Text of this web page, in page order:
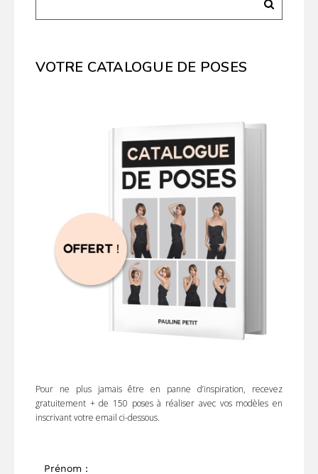
VOTRE CATALOGUE DE POSES
Pour ne plus jamais être en panne d’inspiration, recevez
gratuitement + de 150 poses à réaliser avec vos modèles en
inscrivant votre email ci-dessous.